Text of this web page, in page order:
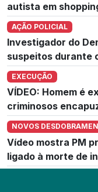
autista em
AÇÃO POLICIAL
Investigador do
suspeitos durante
EXECUÇÃO
VÍDEO: Homem é
criminosos
NOVOS
Vídeo mostra PM
ligado à morte de